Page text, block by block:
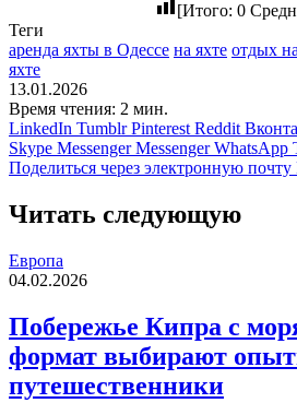
[Итого: 0
Теги
аренда яхты в Одессе на яхте отдых
яхте
13.01.2026
Время чтения: 2 мин.
LinkedIn Tumblr Pinterest Reddit
Skype Messenger Messenger WhatsApp
Поделиться через электронную почту
Читать следующую
Европа
04.02.2026
Побережье Кипра с
формат выбирают
путешественники